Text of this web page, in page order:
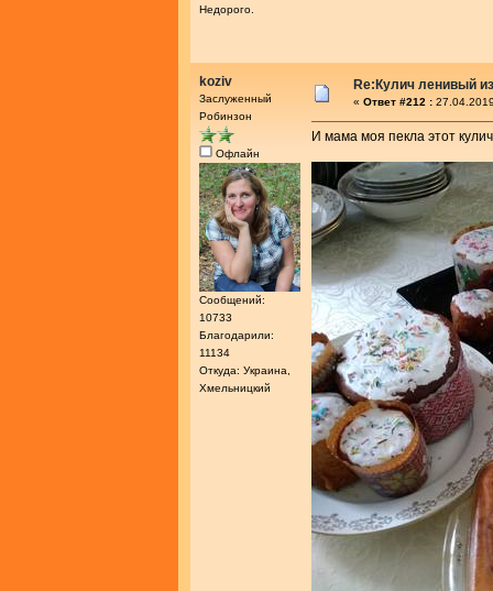
Недорого.
koziv
Заслуженный
Робинзон
Офлайн
Сообщений:
10733
Благодарили:
11134
Откуда: Украина,
Хмельницкий
Re:Кулич ленивый
« Ответ #212 :
И мама моя пекла этот